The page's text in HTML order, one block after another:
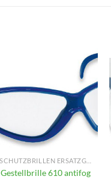
+
Gestellbrille 610 antifog